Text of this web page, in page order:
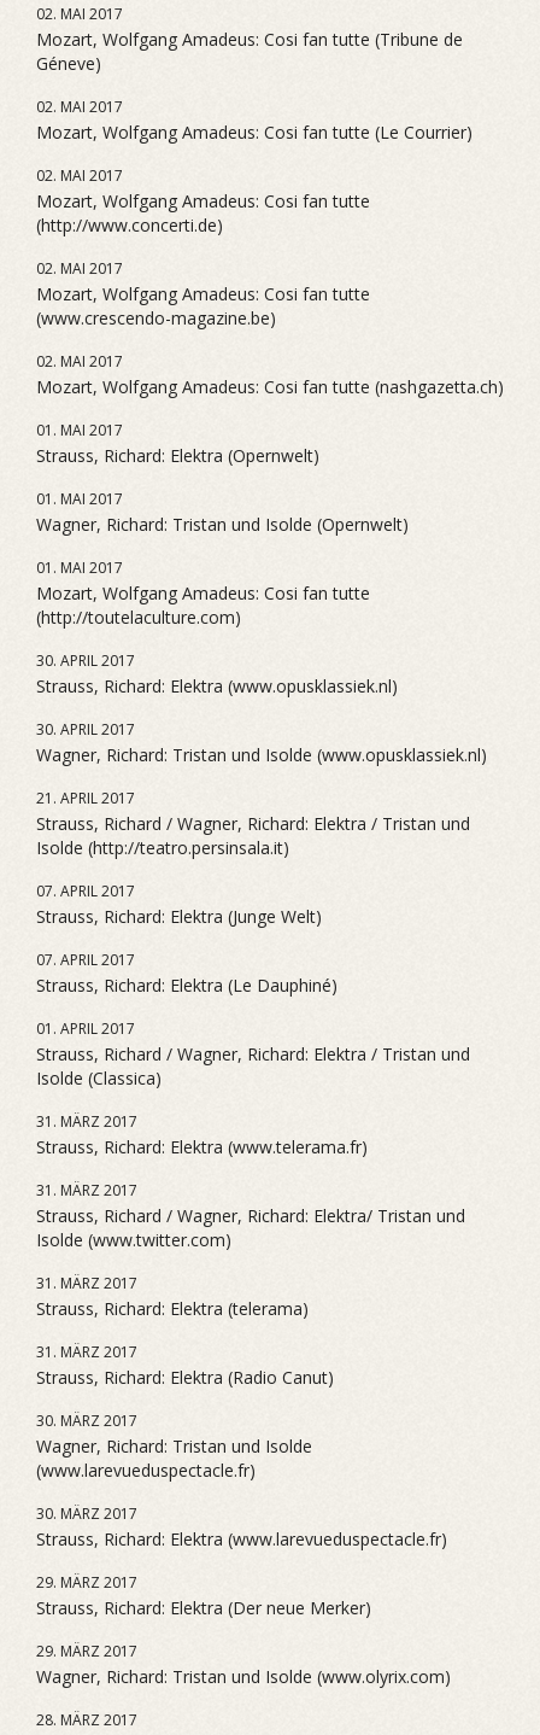
02. MAI 2017
Mozart, Wolfgang Amadeus: Cosi fan tutte (Tribune de
Géneve)
02. MAI 2017
Mozart, Wolfgang Amadeus: Cosi fan tutte (Le Courrier)
02. MAI 2017
Mozart, Wolfgang Amadeus: Cosi fan tutte
(http://www.concerti.de)
02. MAI 2017
Mozart, Wolfgang Amadeus: Cosi fan tutte
(www.crescendo-magazine.be)
02. MAI 2017
Mozart, Wolfgang Amadeus: Cosi fan tutte (nashgazetta.ch)
01. MAI 2017
Strauss, Richard: Elektra (Opernwelt)
01. MAI 2017
Wagner, Richard: Tristan und Isolde (Opernwelt)
01. MAI 2017
Mozart, Wolfgang Amadeus: Cosi fan tutte
(http://toutelaculture.com)
30. APRIL 2017
Strauss, Richard: Elektra (www.opusklassiek.nl)
30. APRIL 2017
Wagner, Richard: Tristan und Isolde (www.opusklassiek.nl)
21. APRIL 2017
Strauss, Richard / Wagner, Richard: Elektra / Tristan und
Isolde (http://teatro.persinsala.it)
07. APRIL 2017
Strauss, Richard: Elektra (Junge Welt)
07. APRIL 2017
Strauss, Richard: Elektra (Le Dauphiné)
01. APRIL 2017
Strauss, Richard / Wagner, Richard: Elektra / Tristan und
Isolde (Classica)
31. MÄRZ 2017
Strauss, Richard: Elektra (www.telerama.fr)
31. MÄRZ 2017
Strauss, Richard / Wagner, Richard: Elektra/ Tristan und
Isolde (www.twitter.com)
31. MÄRZ 2017
Strauss, Richard: Elektra (telerama)
31. MÄRZ 2017
Strauss, Richard: Elektra (Radio Canut)
30. MÄRZ 2017
Wagner, Richard: Tristan und Isolde
(www.larevueduspectacle.fr)
30. MÄRZ 2017
Strauss, Richard: Elektra (www.larevueduspectacle.fr)
29. MÄRZ 2017
Strauss, Richard: Elektra (Der neue Merker)
29. MÄRZ 2017
Wagner, Richard: Tristan und Isolde (www.olyrix.com)
28. MÄRZ 2017